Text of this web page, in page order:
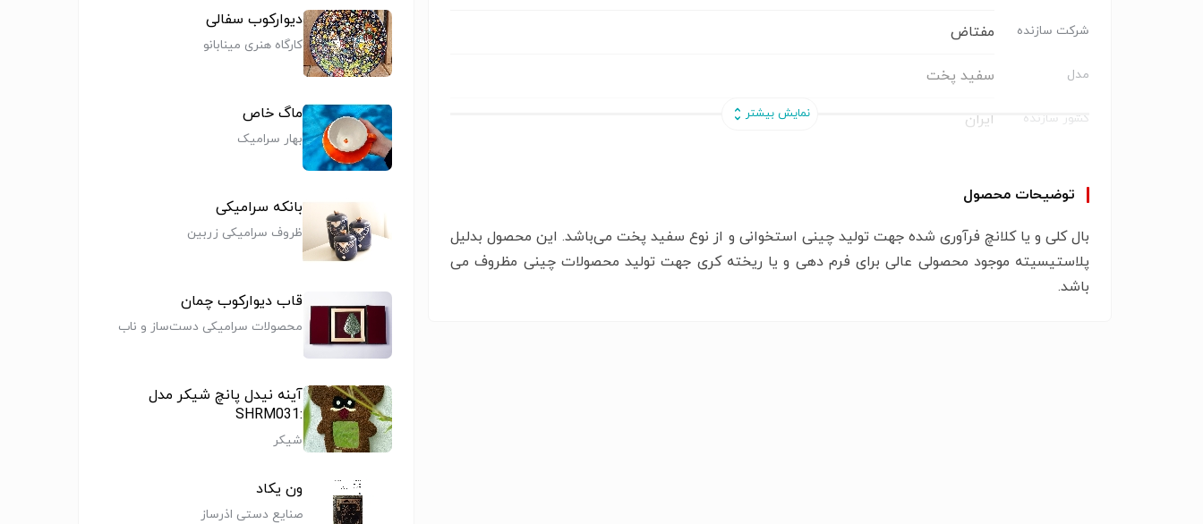
شرکت سازنده مفتاض
مدل سفید پخت
کشور سازنده ایران
چینی استخوانی رس ثانوی
توضیحات محصول
بال کلی و یا کلانچ فرآوری شده جهت تولید چینی استخوانی و از نوع سفید پخت می‌باشد. این محصول بدلیل
پلاستیسیته موجود محصولی عالی برای فرم دهی و یا ریخته کری جهت تولید محصولات چینی مظروف می
باشد.
دیوارکوب سفالی
کارگاه هنری مینابانو
ماگ خاص
بهار سرامیک
بانکه سرامیکی
ظروف سرامیکی زربین
قاب دیوارکوب چمان
محصولات سرامیکی دست‌ساز و ناب
آینه نیدل پانچ شیکر مدل
:SHRM031
شیکر
ون یکاد
صنایع دستی اذرساز